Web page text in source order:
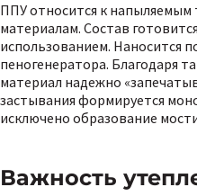
ППУ относится к
материалам. Состав
использованием. Наносится
пеногенератора. Благодаря
материал надежно
застывания формируется
исключено образование
Важность